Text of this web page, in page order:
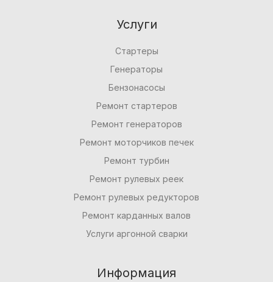
Услуги
Стартеры
Генераторы
Бензонасосы
Ремонт стартеров
Ремонт генераторов
Ремонт моторчиков печек
Ремонт турбин
Ремонт рулевых реек
Ремонт рулевых редукторов
Ремонт карданных валов
Услуги аргонной сварки
Информация